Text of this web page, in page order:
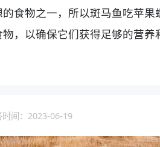
食物之一，所以斑马鱼吃苹果
，以确保它们获得足够的营养
时间：2023-06-19